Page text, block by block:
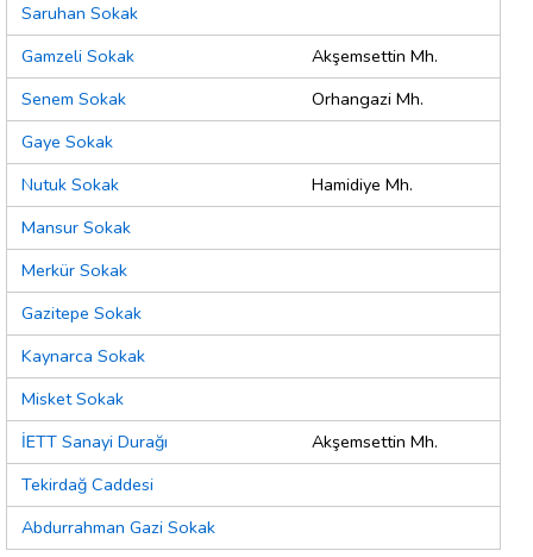
Saruhan Sokak
Gamzeli Sokak
Akşemsettin Mh.
Senem Sokak
Orhangazi Mh.
Gaye Sokak
Nutuk Sokak
Hamidiye Mh.
Mansur Sokak
Merkür Sokak
Gazitepe Sokak
Kaynarca Sokak
Misket Sokak
İETT Sanayi Durağı
Akşemsettin Mh.
Tekirdağ Caddesi
Abdurrahman Gazi Sokak